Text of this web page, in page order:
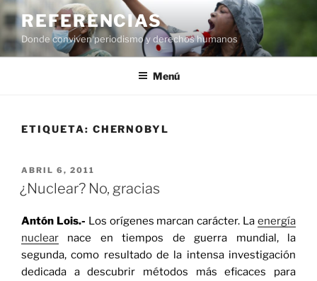
al
contenido
REFERENCIAS
Donde conviven periodismo y derechos humanos
Menú
ETIQUETA: CHERNOBYL
PUBLICADO
EL
ABRIL 6, 2011
¿Nuclear? No, gracias
Antón Lois.- Los orígenes marcan carácter. Laenergía
nuclear nace en tiempos de guerra mundial, la
segunda, como resultado de la intensa investigación
dedicada a descubrir métodos más eficaces para